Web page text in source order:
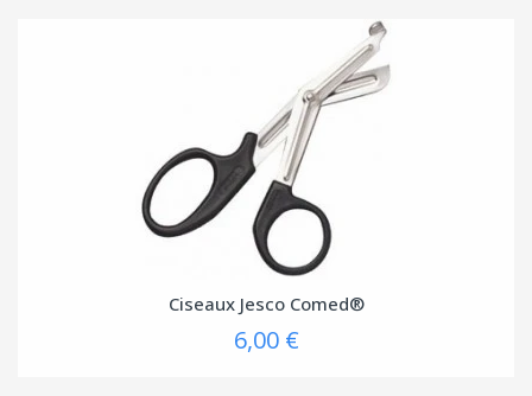
Ciseaux Jesco Comed®
6,00 €